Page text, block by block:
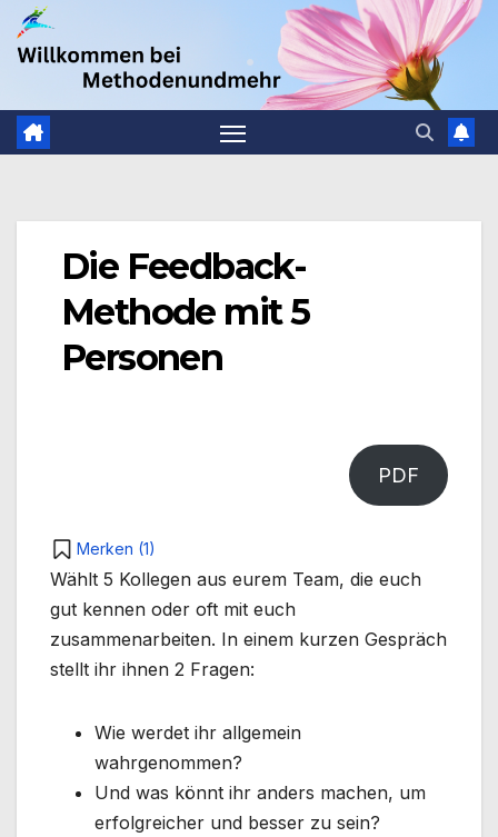
Zum
Inhalt
.
Die Feedback-
Methode mit 5
Personen
PDF
Merken (1)
Wählt 5 Kollegen aus eurem Team, die euch
gut kennen oder oft mit euch
zusammenarbeiten. In einem kurzen Gespräch
stellt ihr ihnen 2 Fragen:
Wie werdet ihr allgemein
wahrgenommen?
Und was könnt ihr anders machen, um
erfolgreicher und besser zu sein?